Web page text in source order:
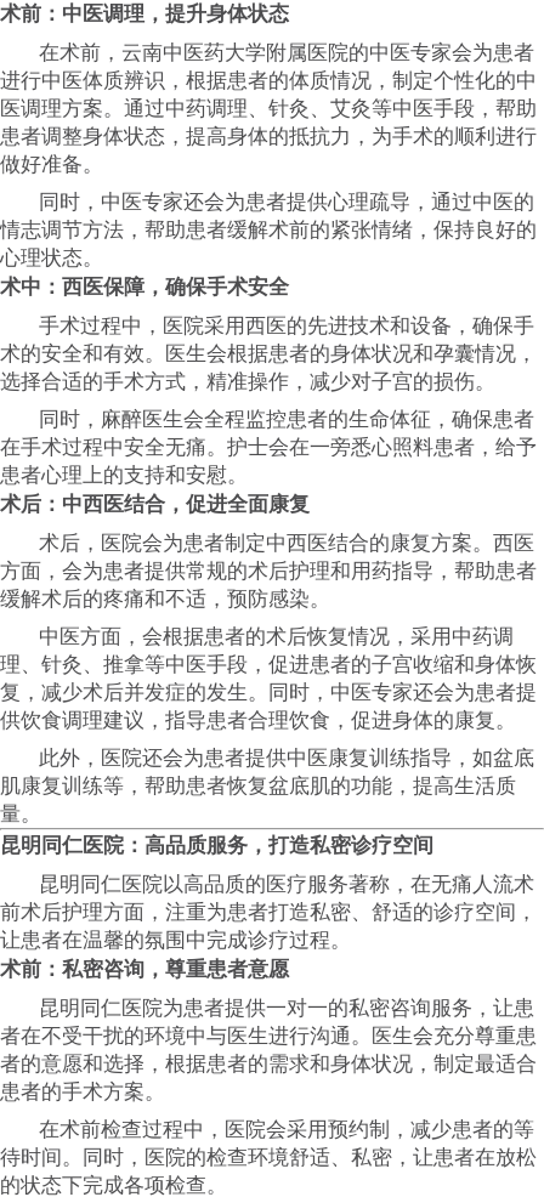
术前：中医调理，提升身体状态
在术前，云南中医药大学附属医院的中医专家会为患者
进行中医体质辨识，根据患者的体质情况，制定个性化的中
医调理方案。通过中药调理、针灸、艾灸等中医手段，帮助
患者调整身体状态，提高身体的抵抗力，为手术的顺利进行
做好准备。
同时，中医专家还会为患者提供心理疏导，通过中医的
情志调节方法，帮助患者缓解术前的紧张情绪，保持良好的
心理状态。
术中：西医保障，确保手术安全
手术过程中，医院采用西医的先进技术和设备，确保手
术的安全和有效。医生会根据患者的身体状况和孕囊情况，
选择合适的手术方式，精准操作，减少对子宫的损伤。
同时，麻醉医生会全程监控患者的生命体征，确保患者
在手术过程中安全无痛。护士会在一旁悉心照料患者，给予
患者心理上的支持和安慰。
术后：中西医结合，促进全面康复
术后，医院会为患者制定中西医结合的康复方案。西医
方面，会为患者提供常规的术后护理和用药指导，帮助患者
缓解术后的疼痛和不适，预防感染。
中医方面，会根据患者的术后恢复情况，采用中药调
理、针灸、推拿等中医手段，促进患者的子宫收缩和身体恢
复，减少术后并发症的发生。同时，中医专家还会为患者提
供饮食调理建议，指导患者合理饮食，促进身体的康复。
此外，医院还会为患者提供中医康复训练指导，如盆底
肌康复训练等，帮助患者恢复盆底肌的功能，提高生活质
量。
昆明同仁医院：高品质服务，打造私密诊疗空间
昆明同仁医院以高品质的医疗服务著称，在无痛人流术
前术后护理方面，注重为患者打造私密、舒适的诊疗空间，
让患者在温馨的氛围中完成诊疗过程。
术前：私密咨询，尊重患者意愿
昆明同仁医院为患者提供一对一的私密咨询服务，让患
者在不受干扰的环境中与医生进行沟通。医生会充分尊重患
者的意愿和选择，根据患者的需求和身体状况，制定最适合
患者的手术方案。
在术前检查过程中，医院会采用预约制，减少患者的等
待时间。同时，医院的检查环境舒适、私密，让患者在放松
的状态下完成各项检查。